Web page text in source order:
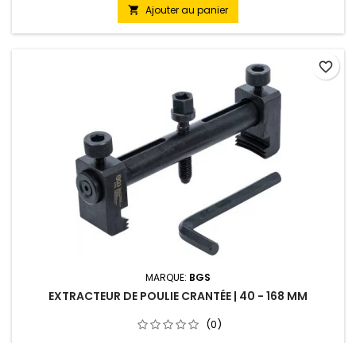
 Ajouter au panier
MARQUE: BGS
EXTRACTEUR DE POULIE CRANTÉE | 40 - 168 MM
(0)
favorite_border